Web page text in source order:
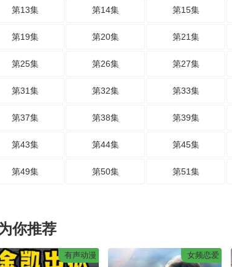
第13集 第14集 第15集
第19集 第20集 第21集
第25集 第26集 第27集
第31集 第32集 第33集
第37集 第38集 第39集
第43集 第44集 第45集
第49集 第50集 第51集
你推荐
有声动漫 女频恋爱